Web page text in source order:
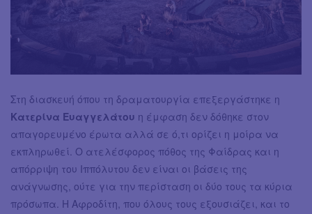
Στη διασκευή όπου τη δραματουργία επεξεργάστηκε η
Κατερίνα Ευαγγελάτου η έμφαση δεν δόθηκε στον
απαγορευμένο έρωτα αλλά σε ό,τι ορίζει η μοίρα να
εκπληρωθεί. Ο ατελέσφορος πόθος της Φαίδρας και η
απόρριψη του Ιππόλυτου δεν είναι οι βάσεις της
ανάγνωσης, ούτε για την περίσταση οι δύο τους τα κύρια
πρόσωπα. Η Αφροδίτη, που όλους τους εξουσιάζει, και το